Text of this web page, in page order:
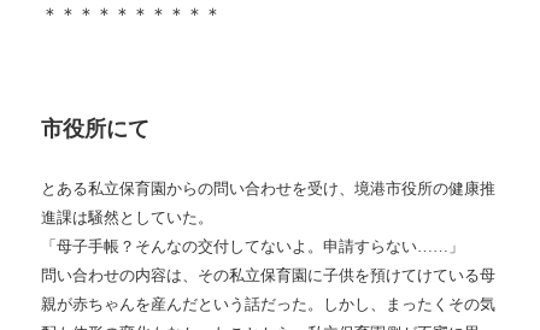
＊＊＊＊＊＊＊＊＊＊
市役所にて
とある私立保育園からの問い合わせを受け、境港市役所の健康推
進課は騒然としていた。
「母子手帳？そんなの交付してないよ。申請すらない…… 」
問い合わせの内容は、その私立保育園に子供を預けてけている母
親が赤ちゃんを産んだという話だった。しかし、まったくその気